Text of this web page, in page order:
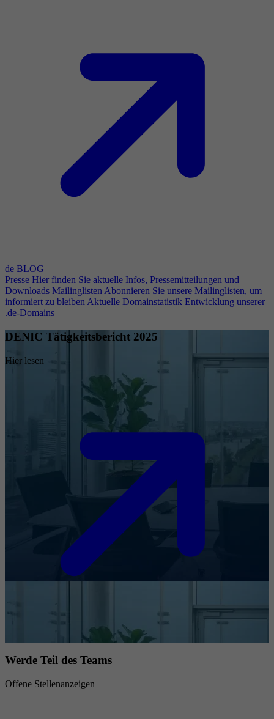
de BLOG
Presse Hier finden Sie aktuelle Infos, Pressemitteilungen und
Downloads Mailinglisten Abonnieren Sie unsere Mailinglisten, um
informiert zu bleiben Aktuelle Domainstatistik Entwicklung unserer
.de-Domains
DENIC Tätigkeitsbericht 2025
Hier lesen
Werde Teil des Teams
Offene Stellenanzeigen